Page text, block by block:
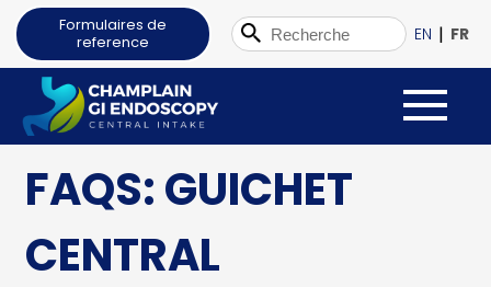
Formulaires de
reference
EN | FR
FAQS: GUICHET
CENTRAL